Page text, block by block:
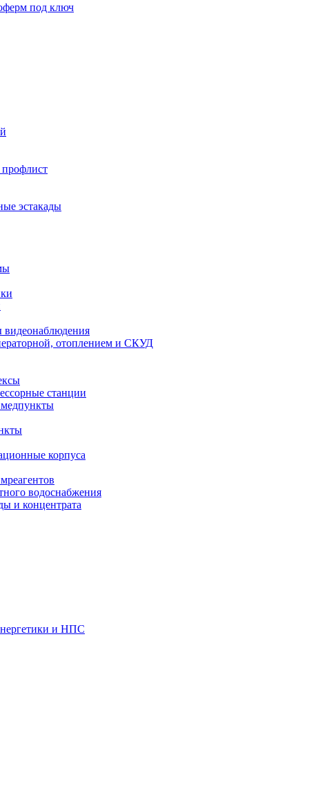
под ключ
эстакады
видеонаблюдения
отоплением и СКУД
станции
корпуса
водоснабжения
и концентрата
и НПС